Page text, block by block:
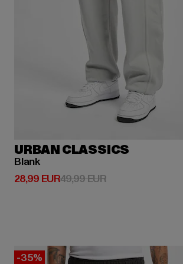
URBAN CLASSICS
Blank
28,99 EUR
Derzeitiger Preis: 28,99 EUR
49,99 EURAktionspreis:
-35%